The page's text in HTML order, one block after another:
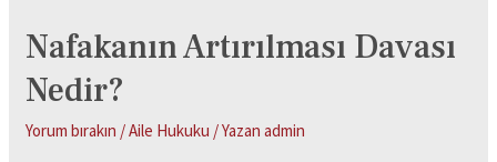
Nafakanın Artırılması Davası
Nedir?
Yorum bırakın /Aile Hukuku / Yazan admin